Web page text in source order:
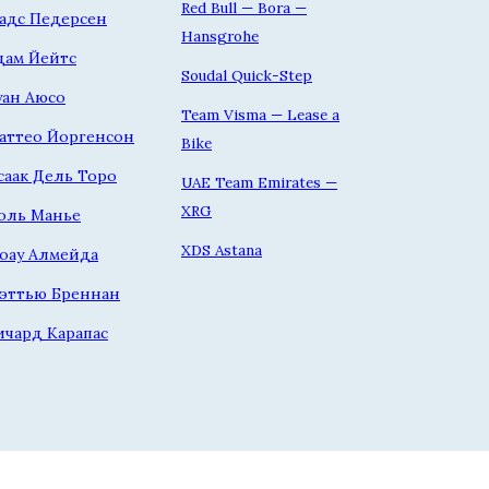
Педерсен
Йейтс
Аюсо
Йоргенсон
Дель Торо
Манье
Алмейда
Бреннан
Карапас
Red Bull — Bora —
Hansgrohe
Soudal Quick-Step
Team Visma — Lease a
Bike
UAE Team Emirates —
XRG
XDS Astana